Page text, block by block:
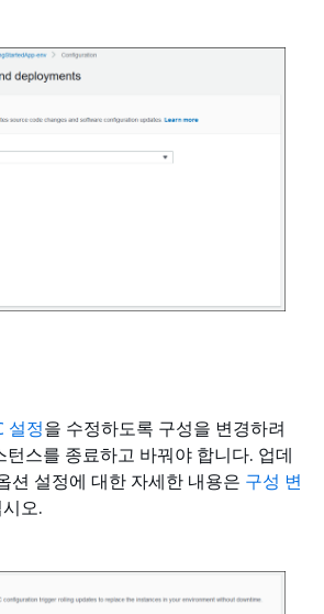
설정을 수정하도록 구성을 변경하려
턴스를 종료하고 바꿔야 합니다. 업데
션 설정에 대한 자세한 내용은 구성 변
오.